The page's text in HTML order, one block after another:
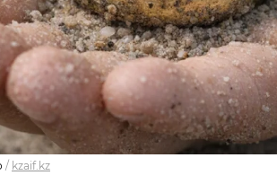
/ kzaif.kz